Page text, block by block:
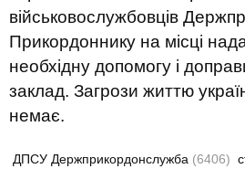
військовослужбовців
Прикордоннику на місці
необхідну допомогу і
заклад. Загрози життю
немає.
ДПСУ Держприкордонслужба (6406)